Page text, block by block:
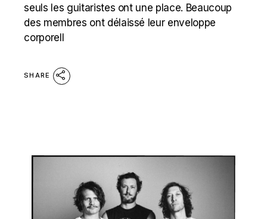
seuls les guitaristes ont une place. Beaucoup
des membres ont délaissé leur enveloppe
corporell
SHARE